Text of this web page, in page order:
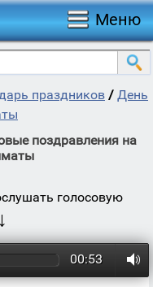
Меню
праздников / День
поздравления на
голосовую
↓
00:53